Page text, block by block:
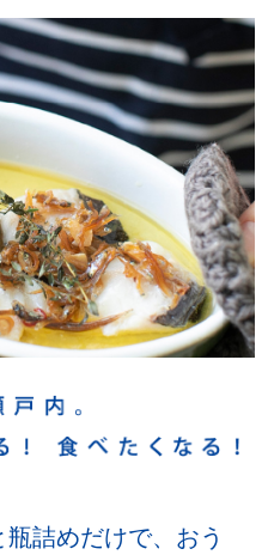
詰めだけで、おう